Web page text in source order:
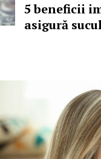
5 beneficii
asigură